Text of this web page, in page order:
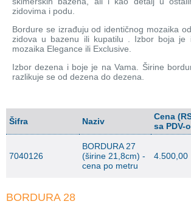
zidovima i podu.
Bordure se izrađuju od identičnog mozaika
zidova u bazenu ili kupatilu . Izbor boja je
mozaika Elegance ili Exclusive.
Izbor dezena i boje je na Vama. Širine
razlikuje se od dezena do dezena.
Šifra Naziv
Cena
sa PDV-
7040126
BORDURA 27
(širine 21,8cm) -
cena po metru
4.500,00
BORDURA 28